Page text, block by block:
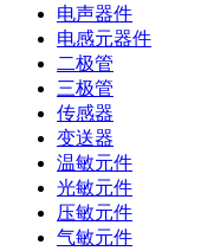
电声器件
电感元器件
二极管
三极管
传感器
变送器
温敏元件
光敏元件
压敏元件
气敏元件